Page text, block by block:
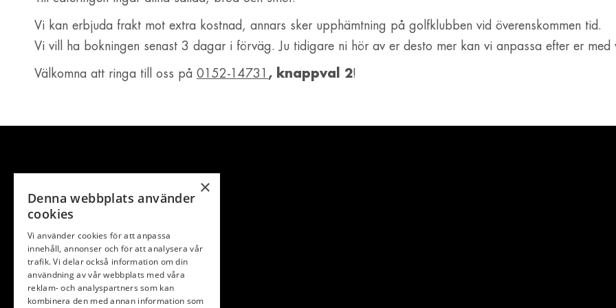
Vi kan erbjuda frakt mot extra kostnad, annars sker upphämtning på golfklubben vid överenskommen tid.
Vi vill ha bokningen senast 3 dagar i förväg. Ju tidigare ni hör av er desto mer kan vi anpassa efter er med
Välkomna att ringa till oss på 0152-14731 , knappval 2!
×
Denna webbplats använder
cookies
Vi använder cookies för att anpassa
innehåll, annonser och för att analysera vår
trafik. Vi delar också information om din
användning av vår webbplats med våra
reklam- och analyspartners som kan
kombinera den med annan information som